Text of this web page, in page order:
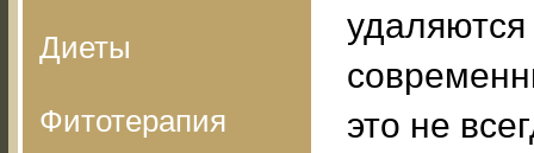
Диеты
Фитотерапия
это не